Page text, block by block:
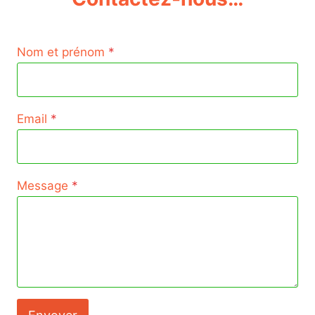
Nom et prénom *
Email *
Message *